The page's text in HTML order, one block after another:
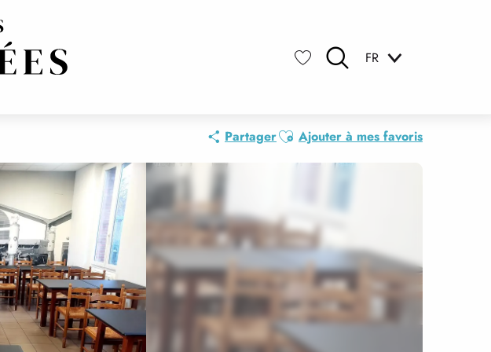
FR
PartagerAjouter aux favoris
Ajouter à mes favoris